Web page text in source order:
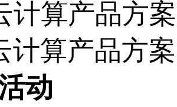
计算产品方
计算产品方
动